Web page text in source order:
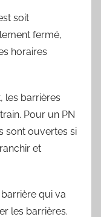
soit
fermé,
horaires
les barrières
Pour un PN
sont ouvertes si
et
qui va
les barrières.